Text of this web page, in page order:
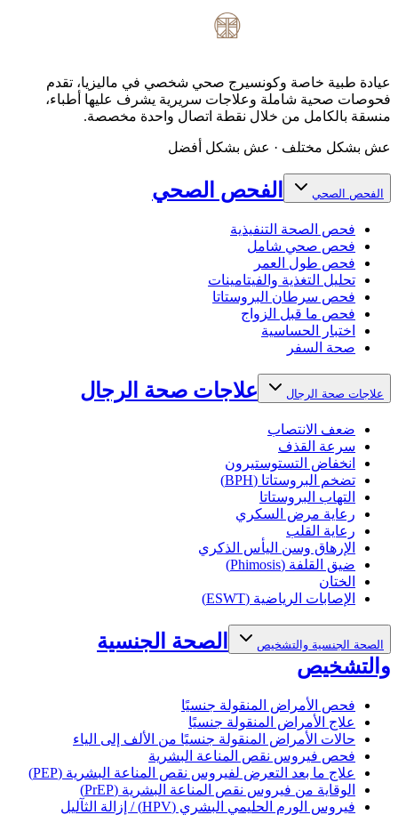
عيادة طبية خاصة وكونسيرج صحي شخصي في ماليزيا، تقدم
فحوصات صحية شاملة وعلاجات سريرية يشرف عليها أطباء،
منسقة بالكامل من خلال نقطة اتصال واحدة مخصصة.
عش بشكل مختلف · عش بشكل أفضل
الفحص الصحي الفحص الصحي
فحص الصحة التنفيذية
فحص صحي شامل
فحص طول العمر
تحليل التغذية والفيتامينات
فحص سرطان البروستاتا
فحص ما قبل الزواج
اختبار الحساسية
صحة السفر
علاجات صحة الرجال علاجات صحة الرجال
ضعف الانتصاب
سرعة القذف
انخفاض التستوستيرون
تضخم البروستاتا (BPH)
التهاب البروستاتا
رعاية مرض السكري
رعاية القلب
الإرهاق وسن اليأس الذكري
ضيق القلفة (Phimosis)
الختان
الإصابات الرياضية (ESWT)
الصحة الجنسية والتشخيص
الصحة الجنسية
والتشخيص
فحص الأمراض المنقولة جنسيًا
علاج الأمراض المنقولة جنسيًا
حالات الأمراض المنقولة جنسيًا من الألف إلى الياء
فحص فيروس نقص المناعة البشرية
علاج ما بعد التعرض لفيروس نقص المناعة البشرية (PEP)
الوقاية من فيروس نقص المناعة البشرية (PrEP)
فيروس الورم الحليمي البشري (HPV) / إزالة الثآليل